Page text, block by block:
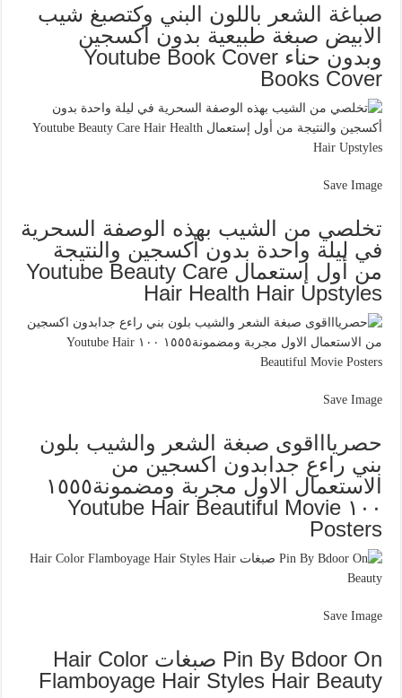
صباغة الشعر باللون البني وكتصبغ شيب
الابيض صبغة طبيعية بدون اكسجين
وبدون حناء Youtube Book Cover
Books Cover
Save Image
تخلصي من الشيب بهذه الوصفة السحرية
في ليلة واحدة بدون أكسجين والنتيجة
من أول إستعمال Youtube Beauty Care
Hair Health Hair Upstyles
Save Image
حصرياااقوى صبغة الشعر والشيب بلون
بني راءع جدابدون اكسجين من
الاستعمال الاول مجربة ومضمونة١٥٥٥
١٠٠ Youtube Hair Beautiful Movie
Posters
Save Image
Pin By Bdoor On صبغات Hair Color
Flamboyage Hair Styles Hair Beauty